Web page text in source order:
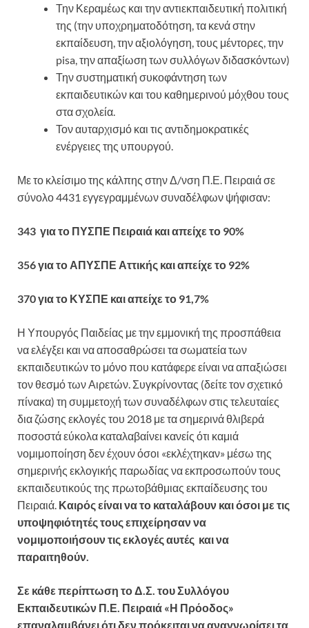
Την Κεραμέως και την αντιεκπαιδευτική πολιτική
της (την υποχρηματοδότηση, τα κενά στην
εκπαίδευση, την αξιολόγηση, τους μέντορες, την
pisa, την απαξίωση των συλλόγων διδασκόντων)
Την συστηματική συκοφάντηση των
εκπαιδευτικών και του καθημερινού μόχθου τους
στα σχολεία.
Τον αυταρχισμό και τις αντιδημοκρατικές
ενέργειες της υπουργού.
Με το κλείσιμο της κάλπης στην Δ/νση Π.Ε. Πειραιά σε
σύνολο 4431 εγγεγραμμένων συναδέλφων ψήφισαν:
343 για το ΠΥΣΠΕ Πειραιά και απείχε το 90%
356 για το ΑΠΥΣΠΕ Αττικής και απείχε το 92%
370 για το ΚΥΣΠΕ και απείχε το 91,7%
Η Υπουργός Παιδείας με την εμμονική της προσπάθεια
να ελέγξει και να αποσαθρώσει τα σωματεία των
εκπαιδευτικών το μόνο που κατάφερε είναι να απαξιώσει
τον θεσμό των Αιρετών. Συγκρίνοντας (δείτε τον σχετικό
πίνακα) τη συμμετοχή των συναδέλφων στις τελευταίες
δια ζώσης εκλογές του 2018 με τα σημερινά θλιβερά
ποσοστά εύκολα καταλαβαίνει κανείς ότι καμιά
νομιμοποίηση δεν έχουν όσοι «εκλέχτηκαν» μέσω της
σημερινής εκλογικής παρωδίας να εκπροσωπούν τους
εκπαιδευτικούς της πρωτοβάθμιας εκπαίδευσης του
Πειραιά. Καιρός είναι να το καταλάβουν και όσοι με τις
υποψηφιότητές τους επιχείρησαν να
νομιμοποιήσουν τις εκλογές αυτές και να
παραιτηθούν.
Σε κάθε περίπτωση το Δ.Σ. του Συλλόγου
Εκπαιδευτικών Π.Ε. Πειραιά «Η Πρόοδος»
επαναλαμβάνει ότι δεν πρόκειται να αναγνωρίσει τα